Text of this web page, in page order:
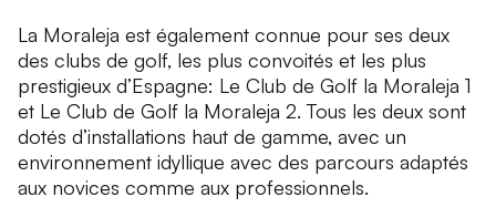
La Moraleja est également connue pour ses deux
des clubs de golf, les plus convoités et les plus
prestigieux d’Espagne: Le Club de Golf la Moraleja 1
et Le Club de Golf la Moraleja 2. Tous les deux sont
dotés d’installations haut de gamme, avec un
environnement idyllique avec des parcours adaptés
aux novices comme aux professionnels.